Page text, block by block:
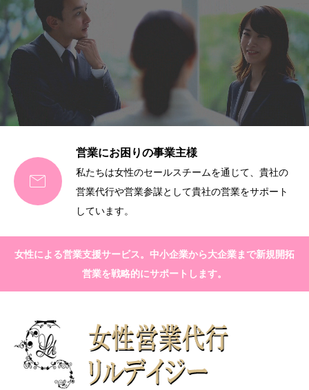

営業にお困りの事業主様
私たちは女性のセールスチームを通じて、貴社の
営業代行や営業参謀として貴社の営業をサポート
しています。
女性による営業支援サービス。中小企業から大企業まで新規開拓
営業を戦略的にサポートします。